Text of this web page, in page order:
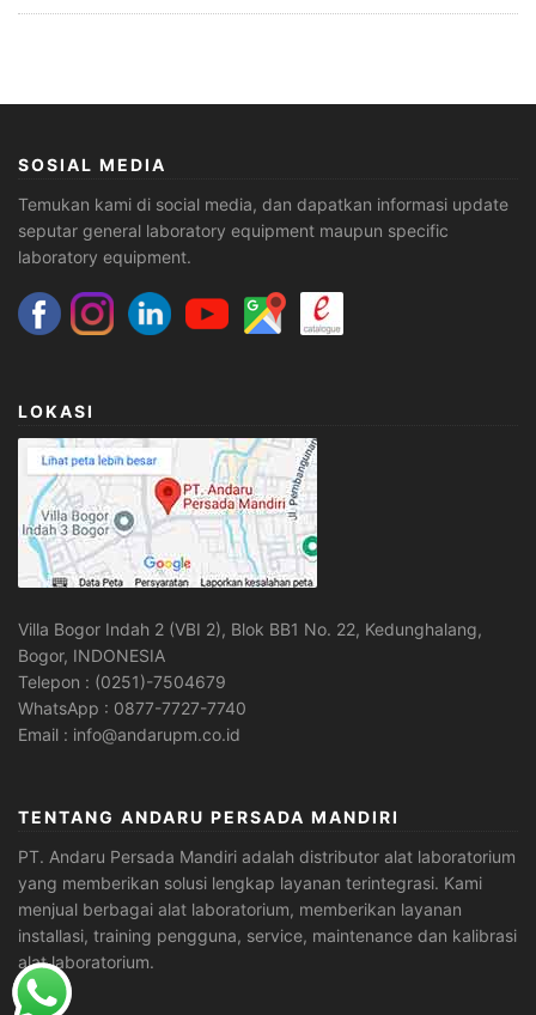
SOSIAL MEDIA
Temukan kami di social media, dan dapatkan informasi update
seputar general laboratory equipment maupun specific
laboratory equipment.
LOKASI
Villa Bogor Indah 2 (VBI 2), Blok BB1 No. 22, Kedunghalang,
Bogor, INDONESIA
Telepon : (0251)-7504679
WhatsApp : 0877-7727-7740
Email : info@andarupm.co.id
TENTANG ANDARU PERSADA MANDIRI
PT. Andaru Persada Mandiri adalah distributor alat laboratorium
yang memberikan solusi lengkap layanan terintegrasi. Kami
menjual berbagai alat laboratorium, memberikan layanan
installasi, training pengguna, service, maintenance dan kalibrasi
alat laboratorium.